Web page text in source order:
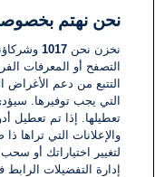
نحن نهتم
نخزن نحن1017
التصفح أو المعرفات
التتبع من دعم الأغراض
التي يجب توفيرها.
تعطيلها. إذا تم تعطيل
والإعلانات التي تراها
لتغيير اختياراتك أو
إدارة التفضيلات